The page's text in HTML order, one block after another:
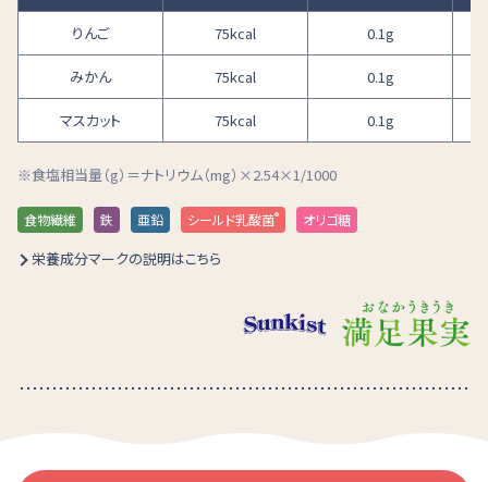
りんご 75kcal 0.1g
みかん 75kcal 0.1g
マスカット 75kcal 0.1g
食塩相当量（g）＝ナトリウム（mg）×2.54×1/1000
食物繊維 鉄 亜鉛 シールド乳酸菌® オリゴ糖
栄養成分マークの説明はこちら